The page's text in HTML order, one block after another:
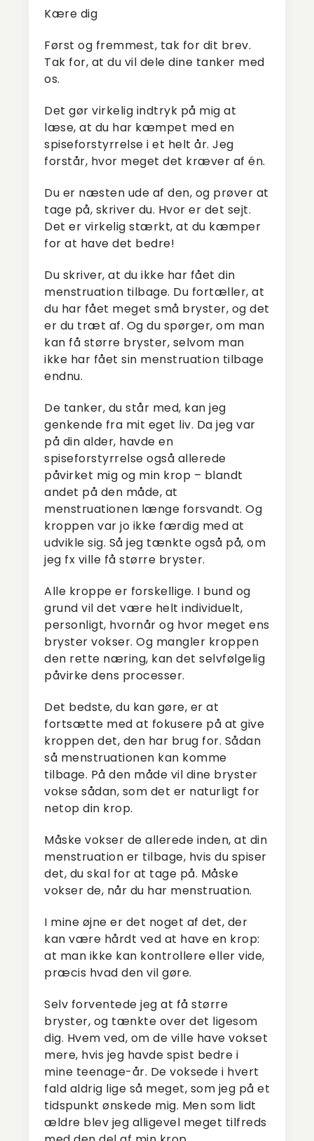
Kære dig
Først og fremmest, tak for dit brev.
Tak for, at du vil dele dine tanker med
os.
Det gør virkelig indtryk på mig at
læse, at du har kæmpet med en
spiseforstyrrelse i et helt år. Jeg
forstår, hvor meget det kræver af én.
Du er næsten ude af den, og prøver at
tage på, skriver du. Hvor er det sejt.
Det er virkelig stærkt, at du kæmper
for at have det bedre!
Du skriver, at du ikke har fået din
menstruation tilbage. Du fortæller, at
du har fået meget små bryster, og det
er du træt af. Og du spørger, om man
kan få større bryster, selvom man
ikke har fået sin menstruation tilbage
endnu.
De tanker, du står med, kan jeg
genkende fra mit eget liv. Da jeg var
på din alder, havde en
spiseforstyrrelse også allerede
påvirket mig og min krop – blandt
andet på den måde, at
menstruationen længe forsvandt. Og
kroppen var jo ikke færdig med at
udvikle sig. Så jeg tænkte også på, om
jeg fx ville få større bryster.
Alle kroppe er forskellige. I bund og
grund vil det være helt individuelt,
personligt, hvornår og hvor meget ens
bryster vokser. Og mangler kroppen
den rette næring, kan det selvfølgelig
påvirke dens processer.
Det bedste, du kan gøre, er at
fortsætte med at fokusere på at give
kroppen det, den har brug for. Sådan
så menstruationen kan komme
tilbage. På den måde vil dine bryster
vokse sådan, som det er naturligt for
netop din krop.
Måske vokser de allerede inden, at din
menstruation er tilbage, hvis du spiser
det, du skal for at tage på. Måske
vokser de, når du har menstruation.
I mine øjne er det noget af det, der
kan være hårdt ved at have en krop:
at man ikke kan kontrollere eller vide,
præcis hvad den vil gøre.
Selv forventede jeg at få større
bryster, og tænkte over det ligesom
dig. Hvem ved, om de ville have vokset
mere, hvis jeg havde spist bedre i
mine teenage-år. De voksede i hvert
fald aldrig lige så meget, som jeg på et
tidspunkt ønskede mig. Men som lidt
ældre blev jeg alligevel meget tilfreds